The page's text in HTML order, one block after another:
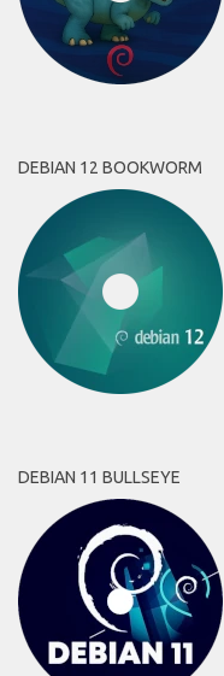
DEBIAN 12 BOOKWORM
DEBIAN 11 BULLSEYE